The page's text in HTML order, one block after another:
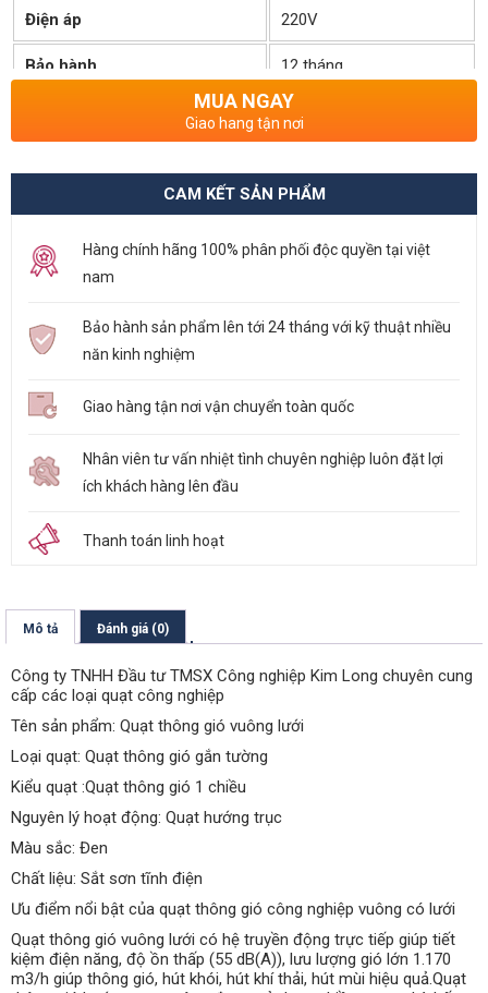
Điện áp 220V
Bảo hành 12 tháng
Còn hàng
MUA NGAY
Giao hang tận nơi
CAM KẾT SẢN PHẨM
Hàng chính hãng 100% phân phối độc quyền tại việt
nam
Bảo hành sản phẩm lên tới 24 tháng với kỹ thuật nhiều
năn kinh nghiệm
Giao hàng tận nơi vận chuyển toàn quốc
Nhân viên tư vấn nhiệt tình chuyên nghiệp luôn đặt lợi
ích khách hàng lên đầu
Thanh toán linh hoạt
Mô tả Đánh giá (0)
Công ty TNHH Đầu tư TMSX Công nghiệp Kim Long chuyên cung
cấp các loại quạt công nghiệp
Tên sản phẩm: Quạt thông gió vuông lưới
Loại quạt: Quạt thông gió gắn tường
Kiểu quạt :Quạt thông gió 1 chiều
Nguyên lý hoạt động: Quạt hướng trục
Màu sắc: Đen
Chất liệu: Sắt sơn tĩnh điện
Ưu điểm nổi bật của quạt thông gió công nghiệp vuông có lưới
Quạt thông gió vuông lưới có hệ truyền động trực tiếp giúp tiết
kiệm điện năng, độ ồn thấp (55 dB(A)), lưu lượng gió lớn 1.170
m3/h giúp thông gió, hút khói, hút khí thải, hút mùi hiệu quả.Quạt